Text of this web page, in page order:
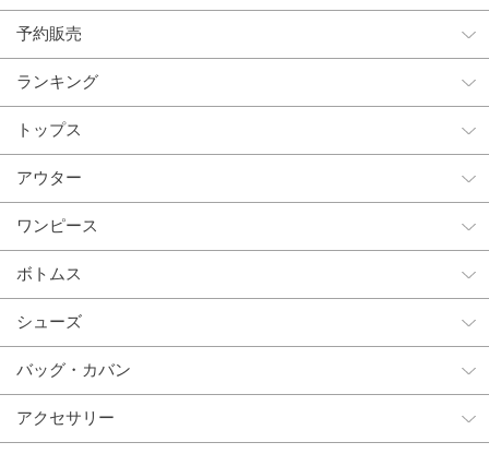
予約販売
ランキング
トップス
アウター
ワンピース
ボトムス
シューズ
バッグ・カバン
アクセサリー